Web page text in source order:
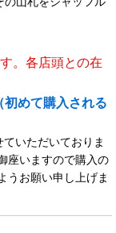
。各店頭との在
めて購入される
いただいておりま
座いますので購入の
うお願い申し上げま